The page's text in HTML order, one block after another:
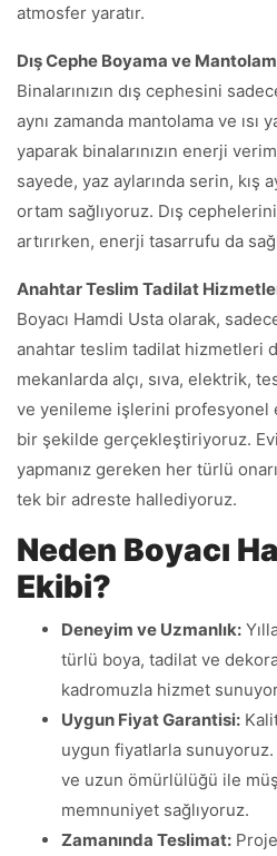
atmosfer yaratır.
Dış Cephe Boyama ve
Binalarınızın dış cephesini
aynı zamanda mantolama ve ısı
yaparak binalarınızın enerji
sayede, yaz aylarında serin, kış
ortam sağlıyoruz. Dış
artırırken, enerji tasarrufu da
Anahtar Teslim Tadilat
Boyacı Hamdi Usta olarak,
anahtar teslim tadilat hizmetleri
mekanlarda alçı, sıva, elektrik,
ve yenileme işlerini profesyonel
bir şekilde gerçekleştiriyoruz.
yapmanız gereken her türlü
tek bir adreste hallediyoruz.
Neden Boyacı
Ekibi?
Deneyim ve Uzmanlık:
türlü boya, tadilat ve
kadromuzla hizmet
Uygun Fiyat Garantisi:
uygun fiyatlarla sunuyoruz.
ve uzun ömürlülüğü ile
memnuniyet sağlıyoruz.
Zamanında Teslimat: